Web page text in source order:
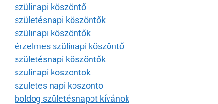
szülinapi köszöntő
születésnapi köszöntők
szülinapi köszöntők
érzelmes szülinapi köszöntő
születésnapi köszöntők
szulinapi koszontok
szuletes napi koszonto
boldog születésnapot kívánok